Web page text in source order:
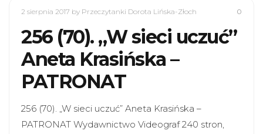
2 sierpnia 2017 by Przeczytanki Dorota Lińska-Złoch 0
256 (70). „W sieci uczuć”
Aneta Krasińska –
PATRONAT
256 (70). „W sieci uczuć” Aneta Krasińska –
PATRONAT Wydawnictwo Videograf 240 stron,